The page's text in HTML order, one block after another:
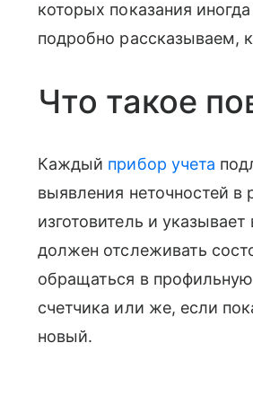
которых показания
подробно рассказываем,
Что такое
Каждый прибор учета
выявления неточностей в
изготовитель и
должен отслеживать
обращаться в
счетчика или же, если
новый.